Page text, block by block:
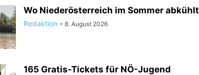
Wo Niederösterreich im Sommer abkühlt
Redaktion - 8. August 2026
165 Gratis-Tickets für NÖ-Jugend